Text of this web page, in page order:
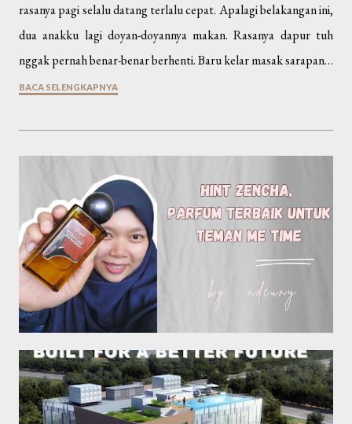
rasanya pagi selalu datang terlalu cepat. Apalagi belakangan ini,
dua anakku lagi doyan-doyannya makan. Rasanya dapur tuh
nggak pernah benar-benar berhenti. Baru kelar masak sarapan…
BACA SELENGKAPNYA